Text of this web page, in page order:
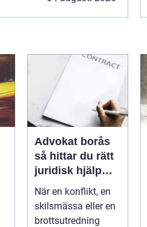
Advokat borås
så hittar du rätt
juridisk hjälp
när livet
krånglar
När en konflikt, en
skilsmässa eller en
brottsutredning